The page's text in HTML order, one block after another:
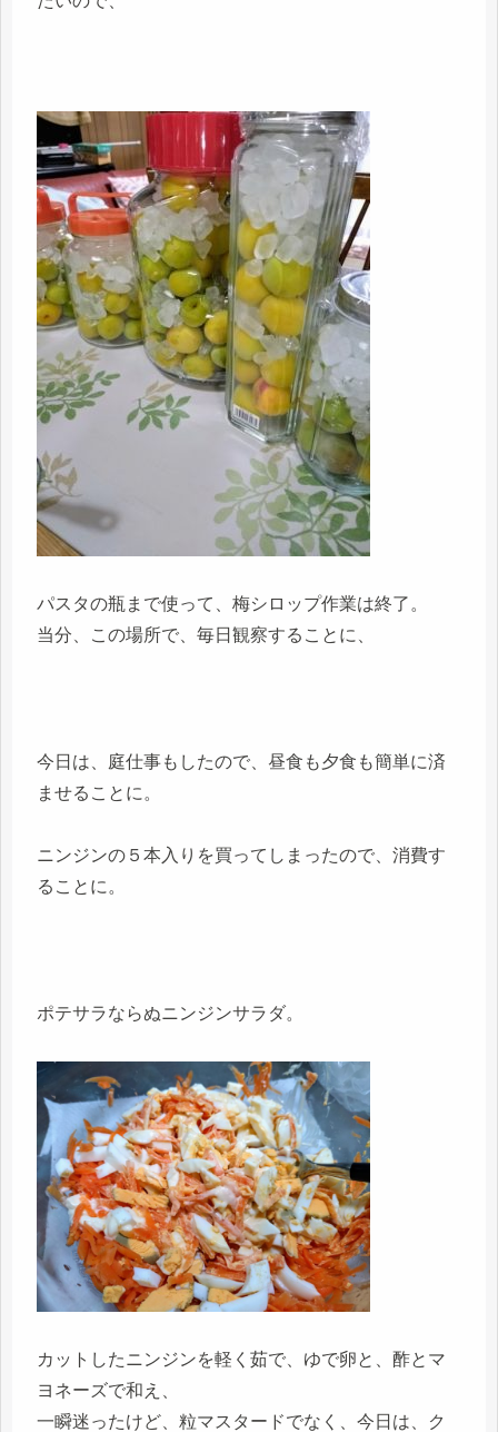
パスタの瓶まで使って、梅シロップ作業は終了。
当分、この場所で、毎日観察することに、
今日は、庭仕事もしたので、昼食も夕食も簡単に済
ませることに。
ニンジンの５本入りを買ってしまったので、消費す
ることに。
ポテサラならぬニンジンサラダ。
カットしたニンジンを軽く茹で、ゆで卵と、酢とマ
ヨネーズで和え、
一瞬迷ったけど、粒マスタードでなく、今日は、ク